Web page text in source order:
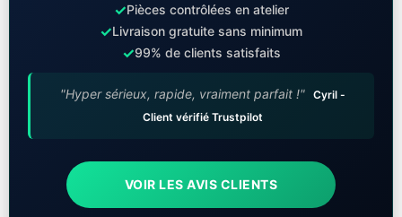
✓Pièces contrôlées en atelier
✓Livraison gratuite sans minimum
✓99% de clients satisfaits
"Hyper sérieux, rapide, vraiment parfait !" Cyril -
Client vérifié Trustpilot
VOIR LES AVIS CLIENTS